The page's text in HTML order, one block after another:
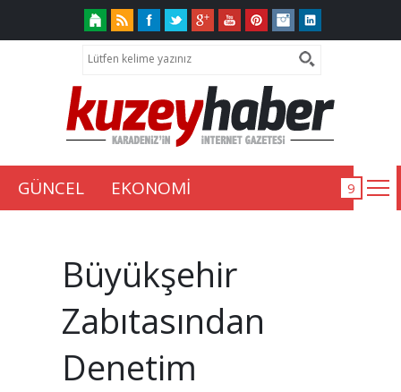
GÜNCEL EKONOMİ
Büyükşehir
Zabıtasından
Denetim